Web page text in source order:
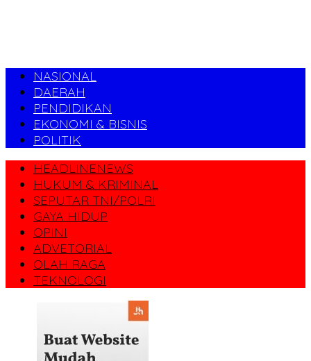
NASIONAL
DAERAH
PENDIDIKAN
EKONOMI & BISNIS
POLITIK
HEADLINENEWS
HUKUM & KRIMINAL
SEPUTAR TNI/POLRI
GAYA HIDUP
OPINI
ADVETORIAL
OLAH RAGA
TEKNOLOGI